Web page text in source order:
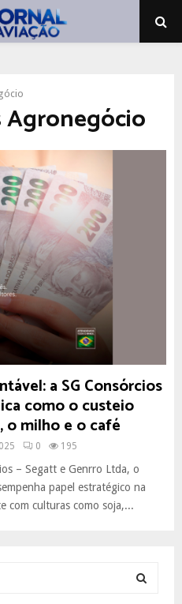
Agronegócio
a SG Consórcios
como o custeio
o milho e o café
0 195
– Segatt e Genrro Ltda, o
papel estratégico na
com culturas como soja,...